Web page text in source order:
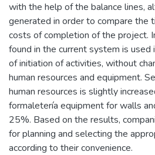
with the help of the balance lines,
generated in order to compare the
costs of completion of the project.
found in the current system is
of initiation of activities, without
human resources and equipment.
human resources is slightly
formaletería equipment for walls
25%. Based on the results,
for planning and selecting the
according to their convenience.